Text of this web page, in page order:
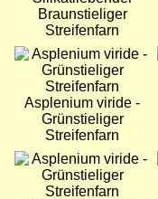
Braunstieliger
Streifenfarn
Bild
Asplenium viride -
Grünstieliger
Streifenfarn
Bild